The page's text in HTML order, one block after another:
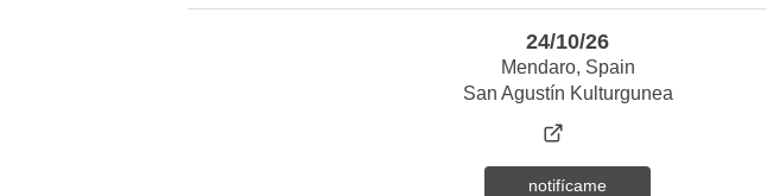
24/10/26
Mendaro, Spain
San Agustín Kulturgunea
notifícame